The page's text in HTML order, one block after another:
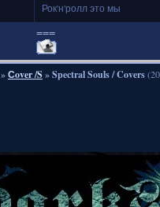
Рок'н'ролл это мы
===
»Сover /S »Spectral Souls / Covers